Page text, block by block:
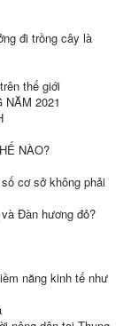
đi trồng cây là
thế giới
NĂM 2021
NÀO?
cơ sở không phải
Đàn hương đỏ?
năng kinh tế như